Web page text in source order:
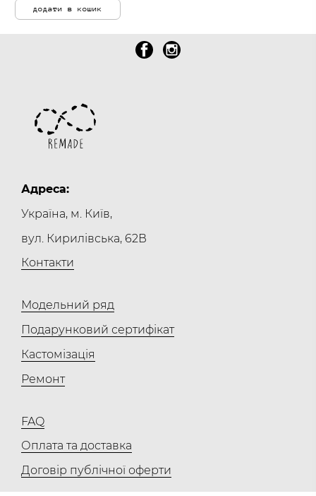
додати в кошик
Адреса:
Україна, м. Київ,
вул. Кирилівська, 62В
Контакти
Модельний ряд
Подарунковий сертифікат
Кастомізація
Ремонт
FAQ
Оплата та доставка
Договір публічної оферти